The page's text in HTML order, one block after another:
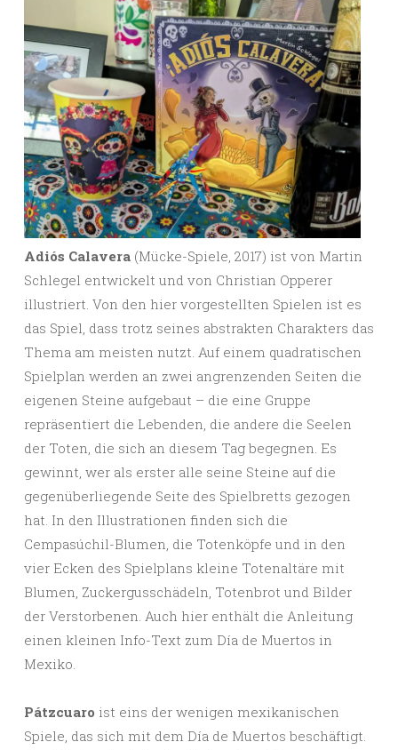
Adiós Calavera (Mücke-Spiele, 2017) ist von Martin
Schlegel entwickelt und von Christian Opperer
illustriert. Von den hier vorgestellten Spielen ist es
das Spiel, dass trotz seines abstrakten Charakters das
Thema am meisten nutzt. Auf einem quadratischen
Spielplan werden an zwei angrenzenden Seiten die
eigenen Steine aufgebaut – die eine Gruppe
repräsentiert die Lebenden, die andere die Seelen
der Toten, die sich an diesem Tag begegnen. Es
gewinnt, wer als erster alle seine Steine auf die
gegenüberliegende Seite des Spielbretts gezogen
hat. In den Illustrationen finden sich die
Cempasúchil-Blumen, die Totenköpfe und in den
vier Ecken des Spielplans kleine Totenaltäre mit
Blumen, Zuckergusschädeln, Totenbrot und Bilder
der Verstorbenen. Auch hier enthält die Anleitung
einen kleinen Info-Text zum Día de Muertos in
Mexiko.
Pátzcuaro ist eins der wenigen mexikanischen
Spiele, das sich mit dem Día de Muertos beschäftigt.